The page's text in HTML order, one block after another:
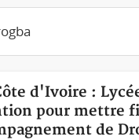
d'Ivoire :
pour mettre
de